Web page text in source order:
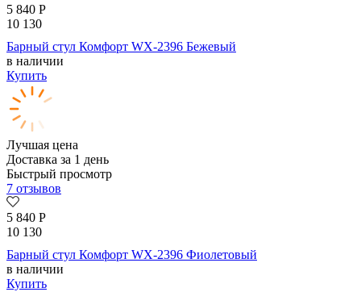
5 840 Р
10 130
Барный стул Комфорт WX-2396 Бежевый
в наличии
Купить
Лучшая цена
Доставка за 1 день
Быстрый просмотр
7 отзывов
5 840 Р
10 130
Барный стул Комфорт WX-2396 Фиолетовый
в наличии
Купить